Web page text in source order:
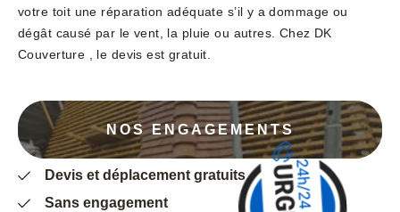
votre toit une réparation adéquate s’il y a dommage ou
dégât causé par le vent, la pluie ou autres. Chez DK
Couverture , le devis est gratuit.
NOS ENGAGEMENTS
Devis et déplacement gratuits
Sans engagement